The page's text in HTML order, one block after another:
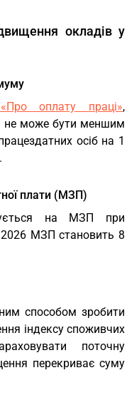
окладів у
оплату праці»,
не може бути меншим
осіб на 1
плати (МЗП)
на МЗП при
МЗП становить 8
способом зробити
індексу споживчих
поточну
перекриває суму